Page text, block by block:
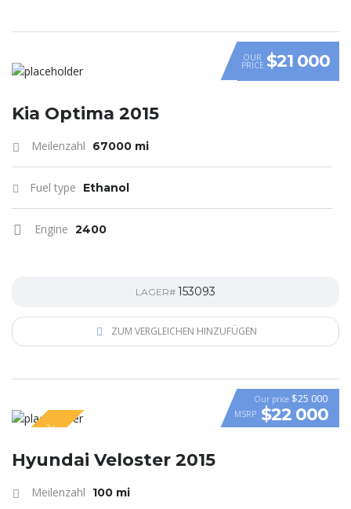
OUR
PRICE $21 000
Kia Optima 2015
Meilenzahl 67000 mi
Fuel type Ethanol
Engine 2400
LAGER# 153093
ZUM VERGLEICHEN HINZUFÜGEN
VIDEO
SPECIAL
Our price $25 000
MSRP $22 000
Hyundai Veloster 2015
Meilenzahl 100 mi